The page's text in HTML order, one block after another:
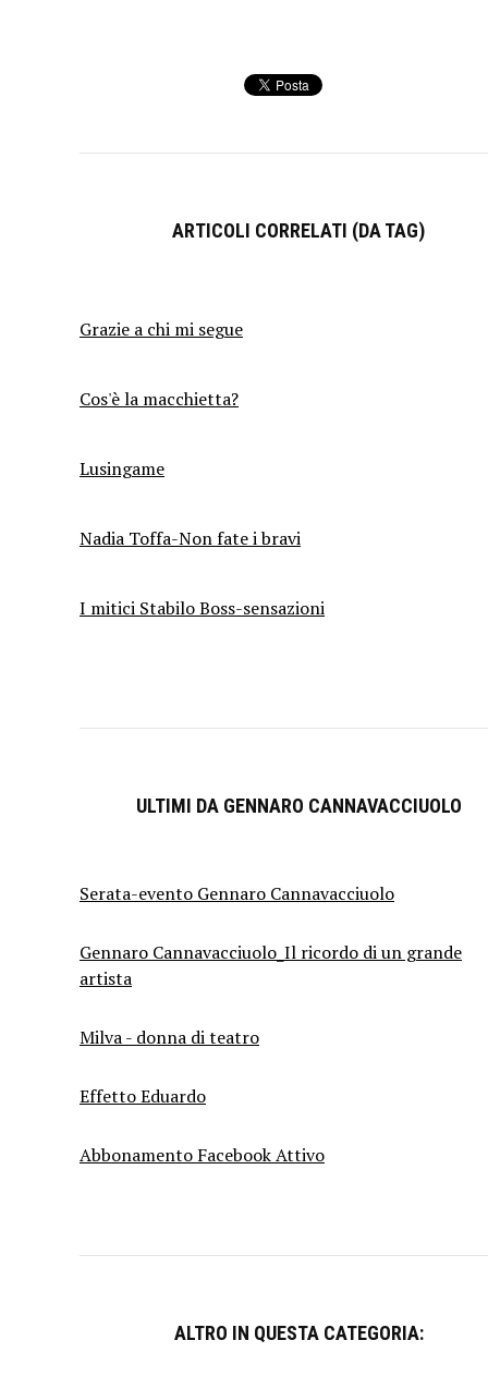
ARTICOLI CORRELATI (DA TAG)
Grazie a chi mi segue
Cos'è la macchietta?
Lusingame
Nadia Toffa-Non fate i bravi
I mitici Stabilo Boss-sensazioni
ULTIMI DA GENNARO CANNAVACCIUOLO
Serata-evento Gennaro Cannavacciuolo
Gennaro Cannavacciuolo_Il ricordo di un grande
artista
Milva - donna di teatro
Effetto Eduardo
Abbonamento Facebook Attivo
ALTRO IN QUESTA CATEGORIA: